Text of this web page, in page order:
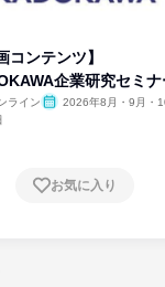
コンテンツ】
企業研究セミナ
ライン
2026年8月・9月・
お気に入り